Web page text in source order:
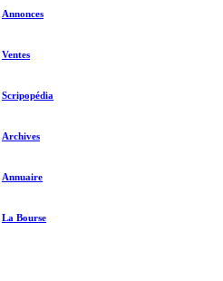
Annonces
Ventes
Scripopédia
Archives
Annuaire
La Bourse